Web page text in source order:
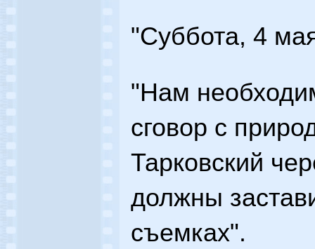
"Суббота, 4
"Нам
сговор с
Тарковский
должны
съемках".